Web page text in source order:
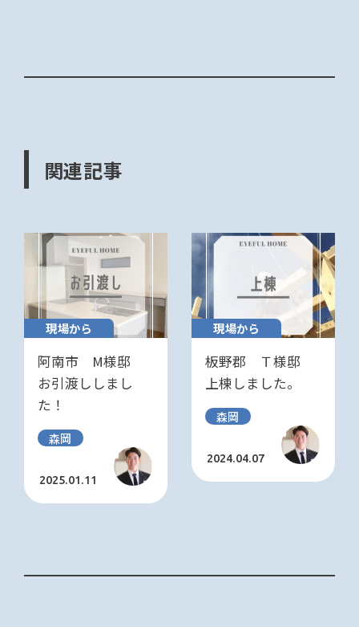
関連記事
現場から
阿南市 M様邸
お引渡ししまし
た！
森岡
2025.01.11
現場から
板野郡 Ｔ様邸
上棟しました。
森岡
2024.04.07